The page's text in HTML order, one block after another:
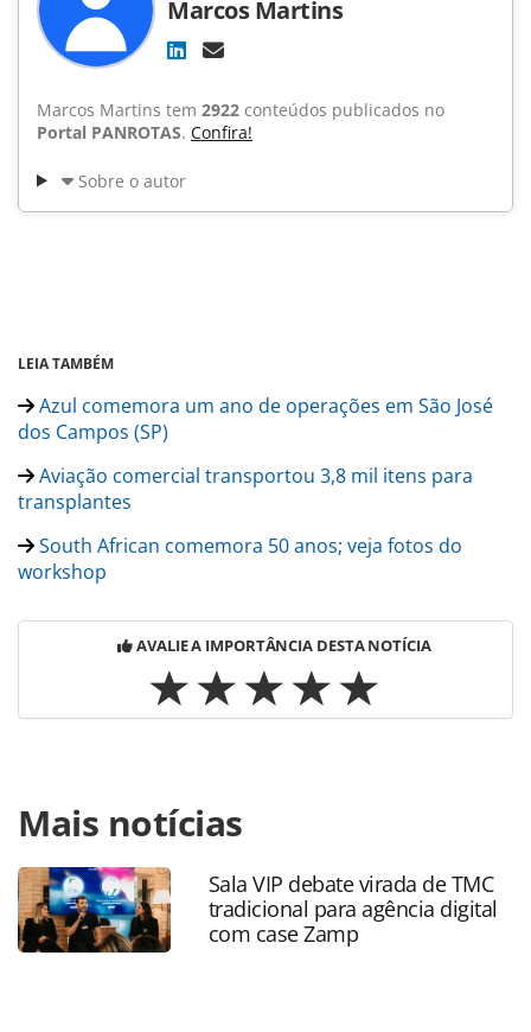
Marcos Martins
Marcos Martins tem 2922 conteúdos publicados no
Portal PANROTAS. Confira!
Sobre o autor
LEIA TAMBÉM
Azul comemora um ano de operações em São José
dos Campos (SP)
Aviação comercial transportou 3,8 mil itens para
transplantes
South African comemora 50 anos; veja fotos do
workshop
AVALIE A IMPORTÂNCIA DESTA NOTÍCIA
https://www.panrotas.com.br/aviacao/empresas/2019/09/
do-procon-sp-estarao-em-cgh-e-gru-para-atender-
clientes_167305.html ou as ferramentas oferecidas na
página. Todo o conteúdo produzido pela PANROTAS
Editora é protegido pela legislação brasileira sobre direito
autoral. Não reproduza o conteúdo sem autorização da
Mais notícias
Sala VIP debate virada de TMC
tradicional para agência digital
com case Zamp